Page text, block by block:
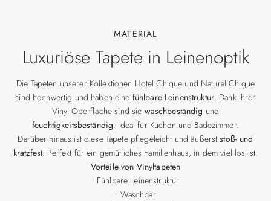
MATERIAL
Luxuriöse Tapete in Leinenoptik
Die Tapeten unserer Kollektionen Hotel Chique und Natural Chique
sind hochwertig und haben eine fühlbare Leinenstruktur. Dank ihrer
Vinyl-Oberfläche sind sie waschbeständig und
feuchtigkeitsbeständig. Ideal für Küchen und Badezimmer.
Darüber hinaus ist diese Tapete pflegeleicht und äußerststoß- und
kratzfest. Perfekt für ein gemütliches Familienhaus, in dem viel los ist.
Vorteile von Vinyltapeten
• Fühlbare Leinenstruktur
• Waschbar